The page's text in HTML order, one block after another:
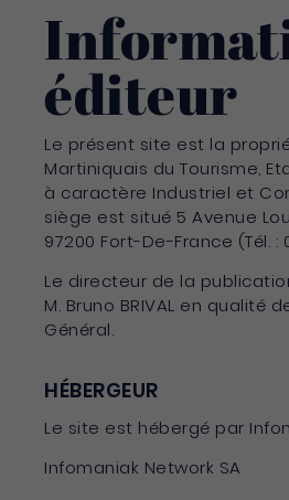
éditeur
Le présent site est la
Martiniquais du Tourisme,
à caractère Industriel et
siège est situé 5 Avenue
97200 Fort-De-France (Tél. :
Le directeur de la
M. Bruno BRIVAL en qualité
Général.
HÉBERGEUR
Le site est hébergé par
Infomaniak Network SA